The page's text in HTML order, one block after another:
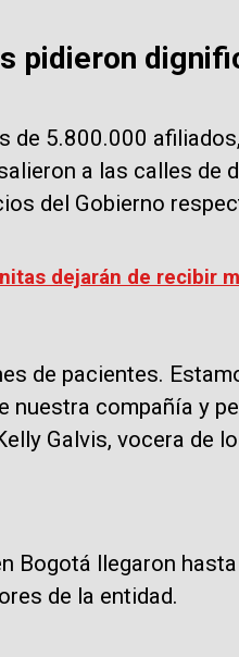
pidieron
de 5.800.000
a las calles de
del Gobierno
dejarán de recibir
de pacientes.
nuestra compañía y
Galvis, vocera de
Bogotá llegaron
de la entidad.